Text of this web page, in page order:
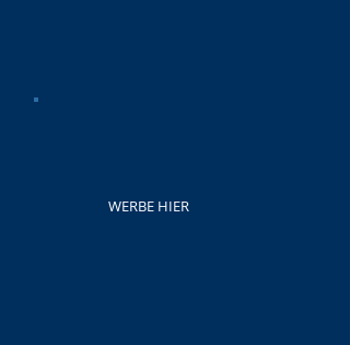
WERBE HIER